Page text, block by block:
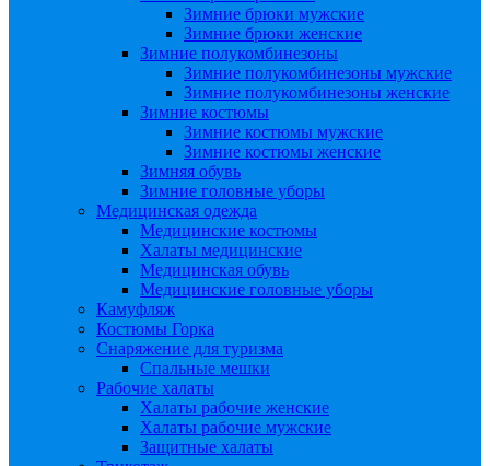
Зимние брюки мужские
Зимние брюки женские
Зимние полукомбинезоны
Зимние полукомбинезоны мужские
Зимние полукомбинезоны женские
Зимние костюмы
Зимние костюмы мужские
Зимние костюмы женские
Зимняя обувь
Зимние головные уборы
Медицинская одежда
Медицинские костюмы
Халаты медицинские
Медицинская обувь
Медицинские головные уборы
Камуфляж
Костюмы Горка
Снаряжение для туризма
Спальные мешки
Рабочие халаты
Халаты рабочие женские
Халаты рабочие мужские
Защитные халаты